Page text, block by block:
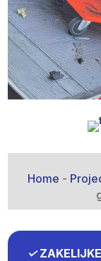
Home -
✓